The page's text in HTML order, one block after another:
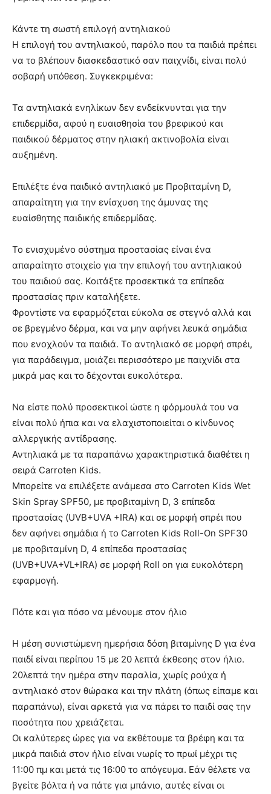
Κάντε τη σωστή επιλογή αντηλιακού
Η επιλογή του αντηλιακού, παρόλο που τα παιδιά πρέπει
να το βλέπουν διασκεδαστικό σαν παιχνίδι, είναι πολύ
σοβαρή υπόθεση. Συγκεκριμένα:
Τα αντηλιακά ενηλίκων δεν ενδείκνυνται για την
επιδερμίδα, αφού η ευαισθησία του βρεφικού και
παιδικού δέρματος στην ηλιακή ακτινοβολία είναι
αυξημένη.
Επιλέξτε ένα παιδικό αντηλιακό με Προβιταμίνη D,
απαραίτητη για την ενίσχυση της άμυνας της
ευαίσθητης παιδικής επιδερμίδας.
Το ενισχυμένο σύστημα προστασίας είναι ένα
απαραίτητο στοιχείο για την επιλογή του αντηλιακού
του παιδιού σας. Κοιτάξτε προσεκτικά τα επίπεδα
προστασίας πριν καταλήξετε.
Φροντίστε να εφαρμόζεται εύκολα σε στεγνό αλλά και
σε βρεγμένο δέρμα, και να μην αφήνει λευκά σημάδια
που ενοχλούν τα παιδιά. Το αντηλιακό σε μορφή σπρέι,
για παράδειγμα, μοιάζει περισσότερο με παιχνίδι στα
μικρά μας και το δέχονται ευκολότερα.
Να είστε πολύ προσεκτικοί ώστε η φόρμουλά του να
είναι πολύ ήπια και να ελαχιστοποιείται ο κίνδυνος
αλλεργικής αντίδρασης.
Αντηλιακά με τα παραπάνω χαρακτηριστικά διαθέτει η
σειρά Carroten Kids.
Μπορείτε να επιλέξετε ανάμεσα στο Carroten Kids Wet
Skin Spray SPF50, με προβιταμίνη D, 3 επίπεδα
προστασίας (UVB+UVA +IRA) και σε μορφή σπρέι που
δεν αφήνει σημάδια ή το Carroten Kids Roll-On SPF30
με προβιταμίνη D, 4 επίπεδα προστασίας
(UVB+UVA+VL+IRA) σε μορφή Roll on για ευκολότερη
εφαρμογή.
Πότε και για πόσο να μένουμε στον ήλιο
Η μέση συνιστώμενη ημερήσια δόση βιταμίνης D για ένα
παιδί είναι περίπου 15 με 20 λεπτά έκθεσης στον ήλιο.
20λεπτά την ημέρα στην παραλία, χωρίς ρούχα ή
αντηλιακό στον θώρακα και την πλάτη (όπως είπαμε και
παραπάνω), είναι αρκετά για να πάρει το παιδί σας την
ποσότητα που χρειάζεται.
Οι καλύτερες ώρες για να εκθέτουμε τα βρέφη και τα
μικρά παιδιά στον ήλιο είναι νωρίς το πρωί μέχρι τις
11:00 πμ και μετά τις 16:00 το απόγευμα. Εάν θέλετε να
βγείτε βόλτα ή να πάτε για μπάνιο, αυτές είναι οι